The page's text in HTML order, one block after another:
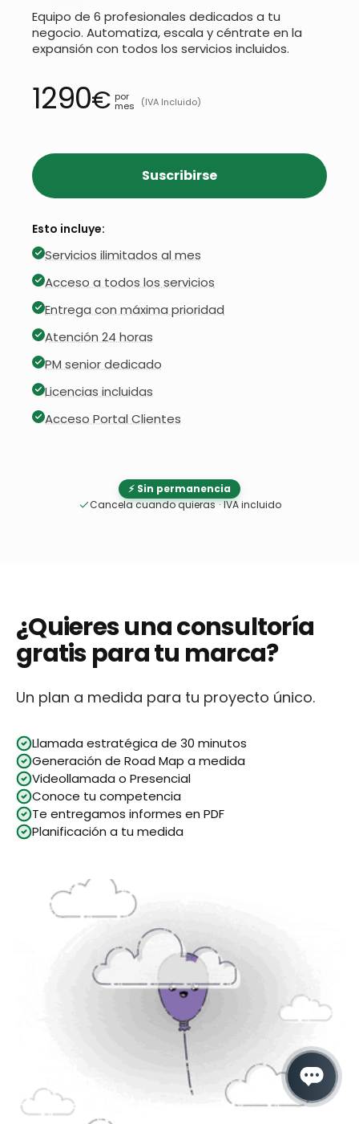
Equipo de 6 profesionales dedicados a tu
negocio. Automatiza, escala y céntrate en la
expansión con todos los servicios incluidos.
1290€ por
mes (IVA Incluido)
Suscribirse
Esto incluye:
Servicios ilimitados al mes
Acceso a todos los servicios
Entrega con máxima prioridad
Atención 24 horas
PM senior dedicado
Licencias incluidas
Acceso Portal Clientes
⚡ Sin permanencia
Cancela cuando quieras · IVA incluido
¿Quieres una consultoría
gratis para tu marca?
Un plan a medida para tu proyecto único.
Llamada estratégica de 30 minutos
Generación de Road Map a medida
Videollamada o Presencial
Conoce tu competencia
Te entregamos informes en PDF
Planificación a tu medida